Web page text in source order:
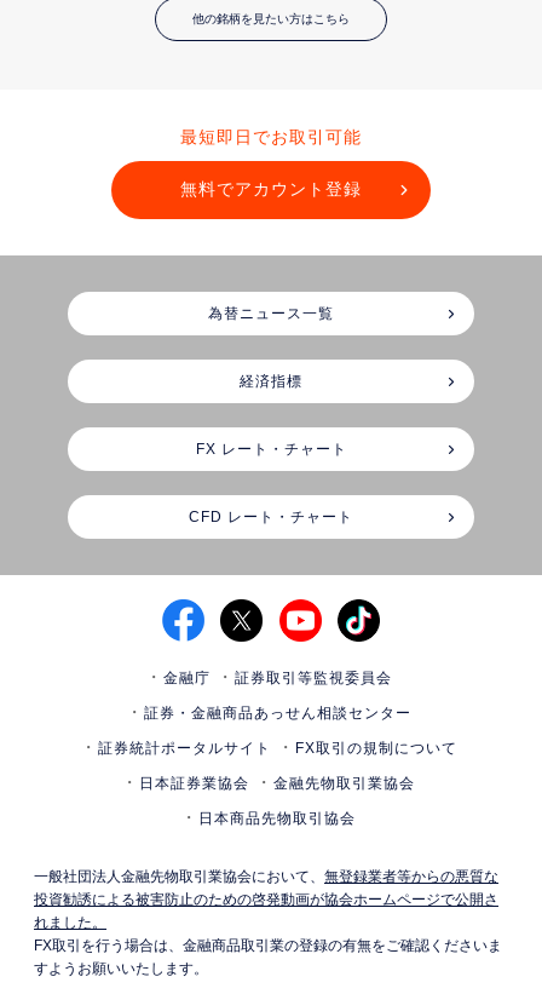
他の銘柄を見たい方はこちら
最短即日でお取引可能
無料でアカウント登録
為替ニュース一覧
経済指標
FX レート・チャート
CFD レート・チャート
金融庁 証券取引等監視委員会
証券・金融商品あっせん相談センター
証券統計ポータルサイト FX取引の規制について
日本証券業協会 金融先物取引業協会
日本商品先物取引協会
一般社団法人金融先物取引業協会において、 無登録業者等からの悪質な
投資勧誘による被害防止のための啓発動画が協会ホームページで公開さ
れました。
FX取引を行う場合は、金融商品取引業の登録の有無をご確認くださいま
すようお願いいたします。